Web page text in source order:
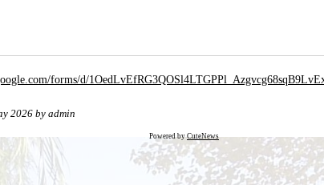
forms/d/
2026 by admin
Powered byCuteNews